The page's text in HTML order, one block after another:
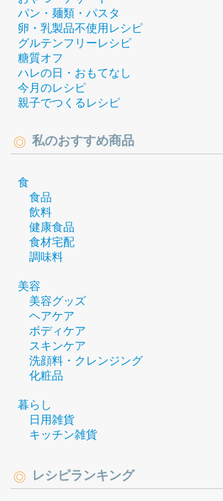
パン・麺類・パスタ
卵・乳製品不使用レシピ
グルテンフリーレシピ
糖質オフ
ハレの日・おもてなし
今月のレシピ
親子でつくるレシピ
私のおすすめ商品
食
食品
飲料
健康食品
食材宅配
調味料
美容
美容グッズ
ヘアケア
ボディケア
スキンケア
洗顔料・クレンジング
化粧品
暮らし
日用雑貨
キッチン雑貨
レシピランキング